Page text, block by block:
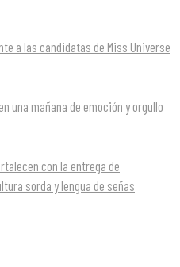
a las candidatas de Miss Universe
una mañana de emoción y orgullo
con la entrega de
sorda y lengua de señas